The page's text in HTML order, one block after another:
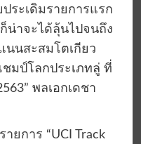
ระเดิมรายการแรก
น่าจะได้ลุ้นไปจนถึง
นนสะสมโตเกียว
มป์โลกประเภทลู่ ที่
พลเอกเดชา
ยการ “UCI Track